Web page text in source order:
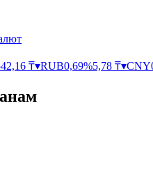
₸▾RUB0,69%5,78 ₸▾CNY